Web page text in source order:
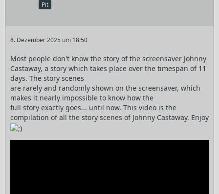
Pit
8. Dezember 2025 um 18:50
Most people don't know the story of the screensaver Johnny
Castaway, a story which takes place over the timespan of 11
days. The story scenes
are rarely and randomly shown on the screensaver, which
makes it nearly impossible to know how the
full story exactly goes... until now. This video is the
compilation of all the story scenes of Johnny Castaway. Enjoy